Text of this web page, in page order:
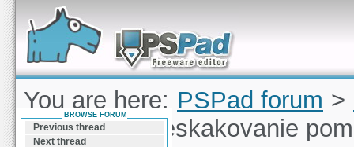
Forum can help you solve problems and quickly
find a solution with PSPad for Microsoft
Windows
You are here: PSPad forum >
zaloziek a preskakovanie
BROWSE FORUM
Previous thread
Next thread